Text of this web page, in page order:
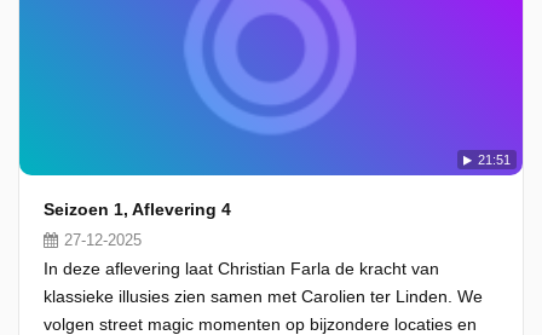
21:51
Seizoen 1, Aflevering 4
27-12-2025
In deze aflevering laat Christian Farla de kracht van
klassieke illusies zien samen met Carolien ter Linden. We
volgen street magic momenten op bijzondere locaties en